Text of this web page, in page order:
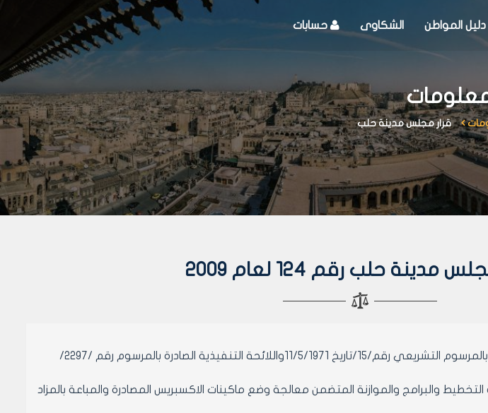
دليل المواطن الشكاوى حسابات
قرار مجلس مدينة حلب
مدينة حلب رقم 124 لعام 2009
بناء على احكام قانون الإدارة المحلية الصادر بالمرسوم التشريعي رقم/15/تاريخ 11/5/1971واللائحة التنفيذية الصادرة بالمرسوم رقم /2297/
والبرامج والموازنة المتضمن معالجة وضع ماكينات الاكسبريس المصادرة والمباعة بالمزاد